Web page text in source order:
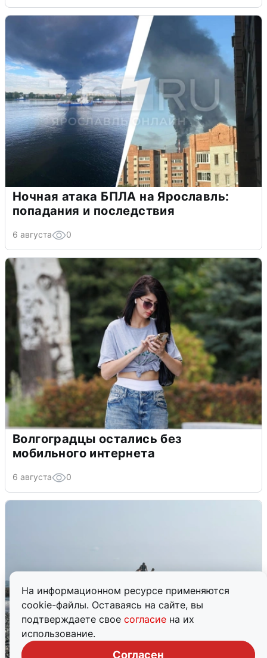
На информационном ресурсе применяются
cookie-файлы. Оставаясь на сайте, вы
подтверждаете свое согласие на их
использование.
Согласен
Ночная атака БПЛА на Ярославль:
попадания и последствия
6 августа 0
Волгоградцы остались без
мобильного интернета
6 августа 0